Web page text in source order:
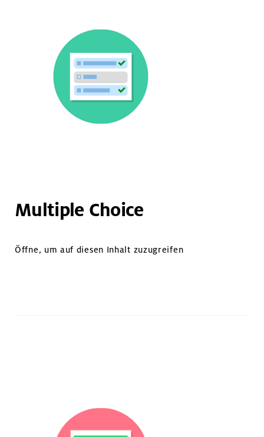
Multiple Choice
Öffne, um auf diesen Inhalt zuzugreifen